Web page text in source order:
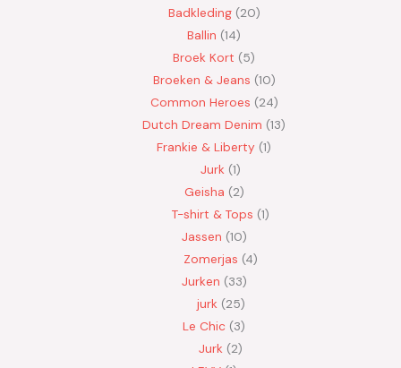
Badkleding 20
Ballin 14
Broek Kort 5
Broeken & Jeans 10
Common Heroes 24
Dutch Dream Denim 13
Frankie & Liberty 1
Jurk 1
Geisha 2
T-shirt & Tops 1
Jassen 10
Zomerjas 4
Jurken 33
jurk 25
Le Chic 3
Jurk 2